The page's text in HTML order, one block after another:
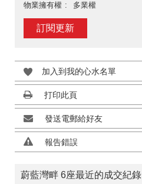
物業擁有權
多業權
訂閱更新
加入到我的心水名單
打印此頁
發送電郵給好友
報告錯誤
蔚藍灣畔 6座最近的成交紀錄